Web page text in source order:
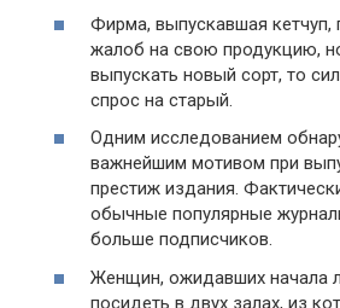
Фирма, выпускавшая кетчуп,
жалоб на свою продукцию,
выпускать новый сорт, то
спрос на старый.
Одним исследованием
важнейшим мотивом при
престиж издания.
обычные популярные
больше подписчиков.
Женщин, ожидавших начала
посидеть в двух залах, из